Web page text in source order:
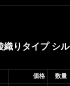
織りタイプ シル
価格 数量